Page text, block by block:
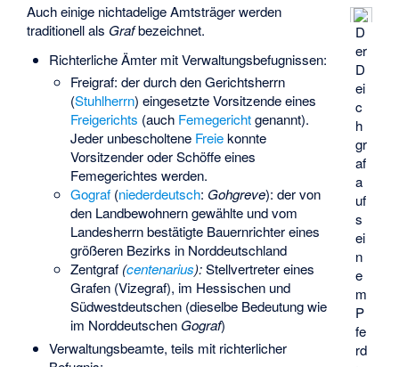
D
er
D
ei
c
h
gr
af
a
uf
s
ei
n
e
m
P
fe
rd
Auch einige nichtadelige Amtsträger werden
traditionell als Grafbezeichnet.
Richterliche Ämter mit Verwaltungsbefugnissen:
Freigraf: der durch den Gerichtsherrn
(Stuhlherrn) eingesetzte Vorsitzende eines
Freigerichts (auch Femegerichtgenannt).
Jeder unbescholtene Freiekonnte
Vorsitzender oder Schöffe eines
Femegerichtes werden.
Gograf (niederdeutsch: Gohgreve): der von
den Landbewohnern gewählte und vom
Landesherrn bestätigte Bauernrichter eines
größeren Bezirks in Norddeutschland
Zentgraf (centenarius):Stellvertreter eines
Grafen (Vizegraf), im Hessischen und
Südwestdeutschen (dieselbe Bedeutung wie
im Norddeutschen Gograf)
Verwaltungsbeamte, teils mit richterlicher